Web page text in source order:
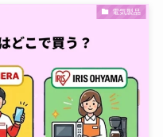
電気製品